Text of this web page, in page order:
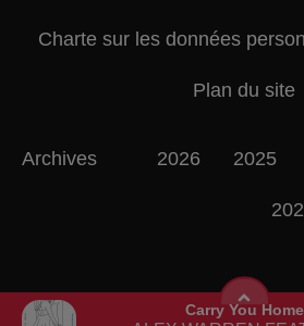
Carry You Home
Charte sur les données
Plan du site
Archives 2026 2025